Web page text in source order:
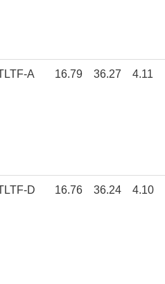
A 16.79 36.27 4.11
D 16.76 36.24 4.10